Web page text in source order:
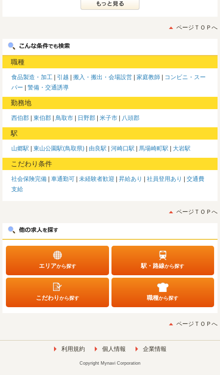
ページＴＯＰへ
職種
食品製造・加工 引越 搬入・搬出・会場設営 家庭教師
コンビニ・スー
パー
警備・交通誘導
勤務地
西伯郡 東伯郡 鳥取市 日野郡 米子市 八頭郡
駅
山郷駅 東山公園駅(鳥取県) 由良駅 河崎口駅 馬場崎町駅 大岩駅
こだわり条件
社会保険完備 車通勤可 未経験者歓迎 昇給あり 社員登用あり
交通費
支給
ページＴＯＰへ
エリアから探す 駅・路線から探す
こだわりから探す 職種から探す
ページＴＯＰへ
利用規約 個人情報 企業情報
Copyright Mynavi Corporation